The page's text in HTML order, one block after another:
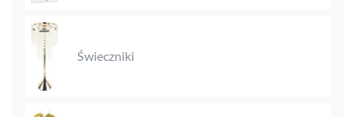
Świeczniki